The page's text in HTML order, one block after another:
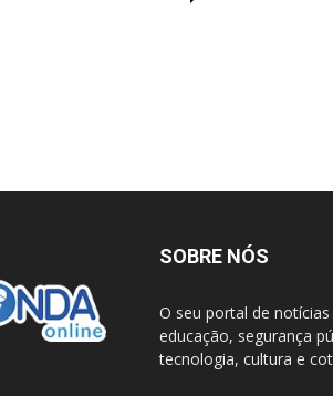
SOBRE NÓS
O seu portal de
educação, segurança
tecnologia, cultura e